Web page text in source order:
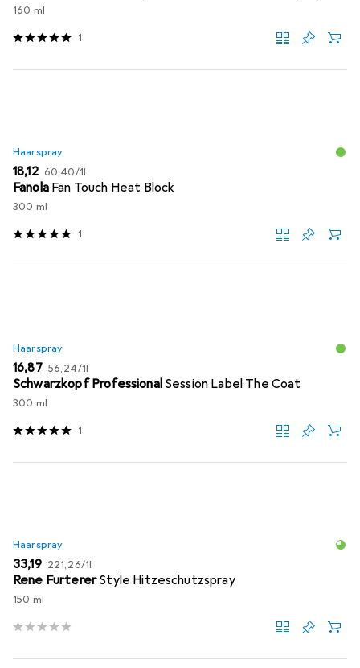
160 ml
1
Haarspray
EUR
18,12 EUR
60,40/1l
Fanola Fan Touch Heat Block
300 ml
1
Haarspray
EUR
16,87 EUR
56,24/1l
Schwarzkopf Professional Session Label The Coat
300 ml
1
Haarspray
EUR
33,19 EUR
221,26/1l
Rene FurtererStyle Hitzeschutzspray
150 ml